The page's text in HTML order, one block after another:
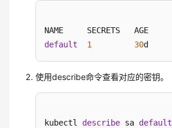
default
1 30d
使用describe命令查看对应的密钥。
kubectl describe sa default